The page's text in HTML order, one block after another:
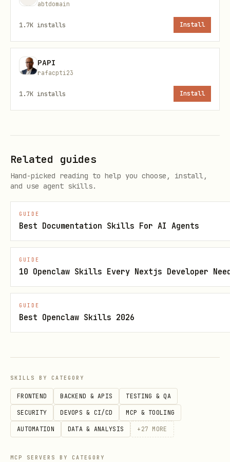
Detectar repositórios git (pastas
.git).
Identificar repositórios de Wiki (nome
da pasta termina com
Agrupar (cluster) repositórios por
proximidade no sistema de arquivos.
2. Análise de Repositórios (Analyze
Repositories)
Para cada repositório:
Detectar o tipo (code, docs ou wiki).
(Spring, Django, Node, etc).
frontend, microservice, infra).
Extrair: README, build files,
Se for Wiki:
Detectar páginas principais
(Home.md, index.md).
abtdomain
1.7K installs Install
PAPI
rafacpti23
1.7K installs Install
Related guides
Hand-picked reading to help you choose, install,
and use agent skills.
GUIDE
Best Documentation Skills For AI Agents
GUIDE
10 Openclaw Skills Every Nextjs Developer
GUIDE
Best Openclaw Skills 2026
SKILLS BY CATEGORY
FRONTEND BACKEND & APIS TESTING & QA
SECURITY DEVOPS & CI/CD MCP & TOOLING
AUTOMATION DATA & ANALYSIS + 27 MORE
MCP SERVERS BY CATEGORY